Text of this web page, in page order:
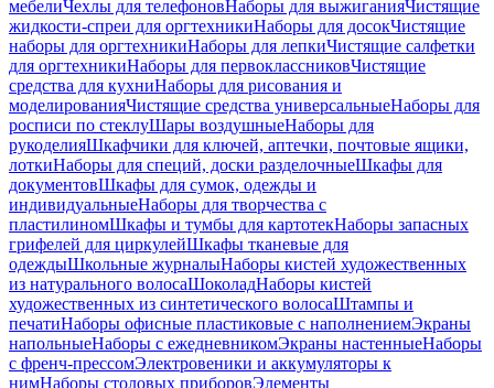
мебелиЧехлы для телефоновНаборы для выжиганияЧистящие
жидкости-спреи для оргтехникиНаборы для досокЧистящие
наборы для оргтехникиНаборы для лепкиЧистящие салфетки
для оргтехникиНаборы для первоклассниковЧистящие
средства для кухниНаборы для рисования и
моделированияЧистящие средства универсальныеНаборы для
росписи по стеклуШары воздушныеНаборы для
рукоделияШкафчики для ключей, аптечки, почтовые ящики,
лоткиНаборы для специй, доски разделочныеШкафы для
документовШкафы для сумок, одежды и
индивидуальныеНаборы для творчества с
пластилиномШкафы и тумбы для картотекНаборы запасных
грифелей для циркулейШкафы тканевые для
одеждыШкольные журналыНаборы кистей художественных
из натурального волосаШоколадНаборы кистей
художественных из синтетического волосаШтампы и
печатиНаборы офисные пластиковые с наполнениемЭкраны
напольныеНаборы с ежедневникомЭкраны настенныеНаборы
с френч-прессомЭлектровеники и аккумуляторы к
нимНаборы столовых приборовЭлементы